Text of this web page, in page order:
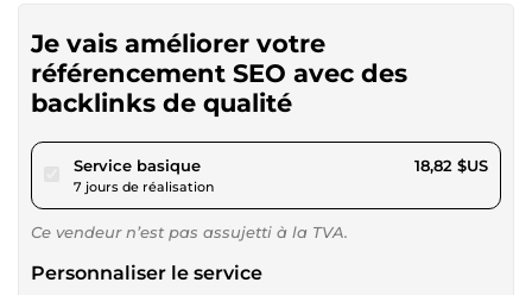
Je vais améliorer votre
référencement SEO avec des
backlinks de qualité
Service basiquepour 17,34 $US
7 jours de réalisation
18,82 $US
Ce vendeur n’est pas assujetti à la TVA.
Personnaliser le service